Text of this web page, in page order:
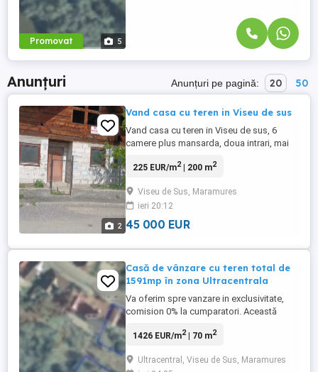
Promovat 5
Anunțuri Anunțuri pe pagină: 20 50
2
Vand casa cu teren in Viseu de sus
Vand casa cu teren in Viseu de sus, 6
camere plus mansarda, doua intrari, mai
compartimentare la telefon: .
225 EUR/m2| 200 m2
Viseu de Sus, Maramures
ieri 20:12
45 000 EUR
Casă de vânzare cu teren total de
1591mp în zona Ultracentrala
Va oferim spre vanzare in exclusivitate,
comision 0% la cumparatori. Această
ideală pentru renovare sau demolare,
Vișeu de Sus, pe strada Libertății nr. 42,
1426 EUR/m2| 70 m2
Ultracentral, Viseu de Sus, Maramures